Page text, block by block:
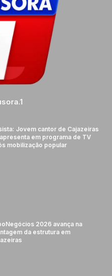
Jovem cantor de Cajazeiras
em programa de TV
mobilização popular
2026 avança na
da estrutura em